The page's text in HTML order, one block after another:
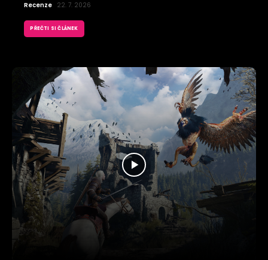
Recenze 22. 7. 2026
PŘEČTI SI ČLÁNEK